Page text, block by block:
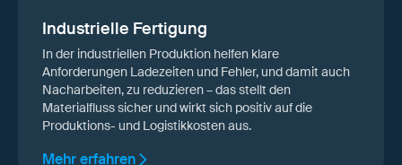
Industrielle Fertigung
In der industriellen Produktion helfen klare
Anforderungen Ladezeiten und Fehler, und damit auch
Nacharbeiten, zu reduzieren – das stellt den
Materialfluss sicher und wirkt sich positiv auf die
Produktions- und Logistikkosten aus.
Mehr erfahren